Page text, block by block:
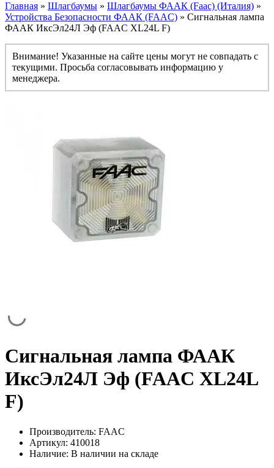
Главная » Шлагбаумы » Шлагбаумы ФААК (Faac) (Италия) »
Устройства Безопасности ФААК (FAAC) » Сигнальная лампа
ФААК ИксЭл24Л Эф (FAAC XL24L F)
Внимание! Указанные на сайте цены могут не совпадать с
текущими. Просьба согласовывать информацию у
менеджера.
Сигнальная лампа ФААК
ИксЭл24Л Эф (FAAC XL24L
F)
Производитель: FAAC
Артикул: 410018
Наличие: В наличии на складе